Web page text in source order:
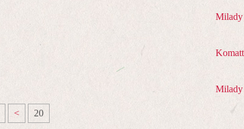
<
1
20